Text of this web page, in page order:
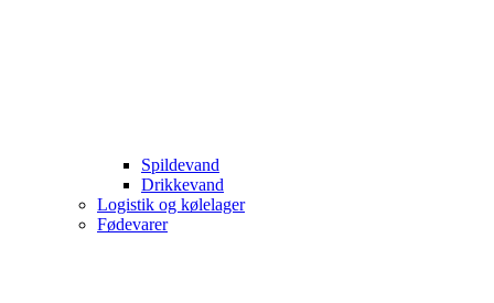
Spildevand
Drikkevand
Logistik og kølelager
Fødevarer